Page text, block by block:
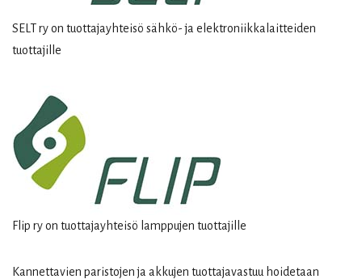
SELT ry on tuottajayhteisö sähkö- ja elektroniikkalaitteiden
tuottajille
Flip ry on tuottajayhteisö lamppujen tuottajille
Kannettavien paristojen ja akkujen tuottajavastuu hoidetaan